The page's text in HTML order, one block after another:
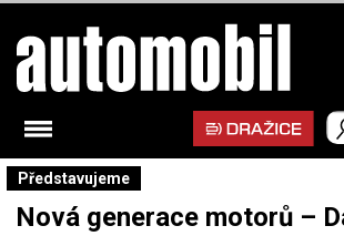
Představujeme
Nová generace motorů –